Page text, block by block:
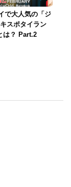
で大人気の「ジ
スポタイラン
は？ Part.2